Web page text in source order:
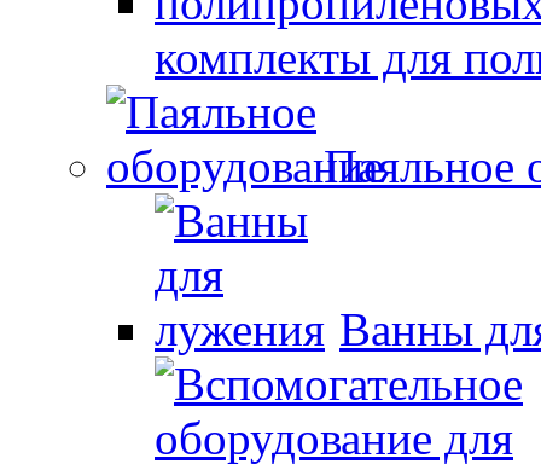
комплекты для
Паяльное
Ванны